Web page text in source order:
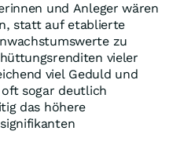
und Anleger wären
statt auf etablierte
zu
vieler
viel Geduld und
sogar deutlich
das höhere